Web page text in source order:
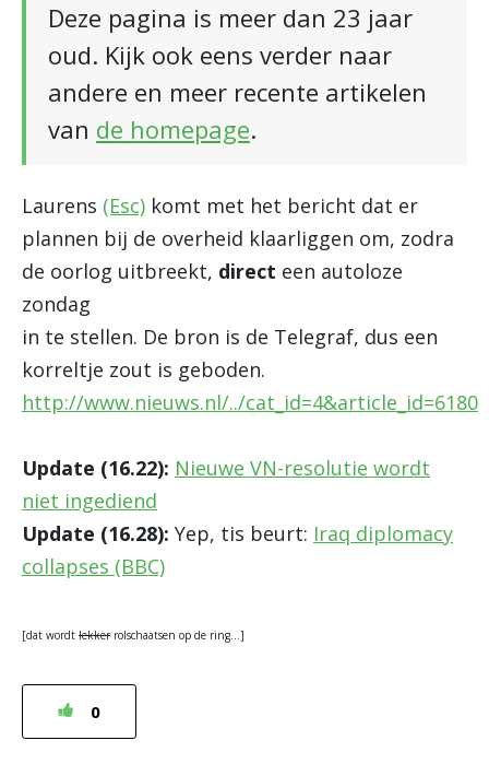
Deze pagina is meer dan 23 jaar
oud. Kijk ook eens verder naar
andere en meer recente artikelen
van de homepage.
Laurens (Esc) komt met het bericht dat er
plannen bij de overheid klaarliggen om, zodra
de oorlog uitbreekt, direct een autoloze
zondag
in te stellen. De bron is de Telegraf, dus een
korreltje zout is geboden.
http://www.nieuws.nl/../cat_id=4&article_id=6180
Update (16.22): Nieuwe VN-resolutie wordt
niet ingediend
Update (16.28): Yep, tis beurt: Iraq diplomacy
collapses (BBC)
[dat wordt lekker rolschaatsen op de ring…]
0